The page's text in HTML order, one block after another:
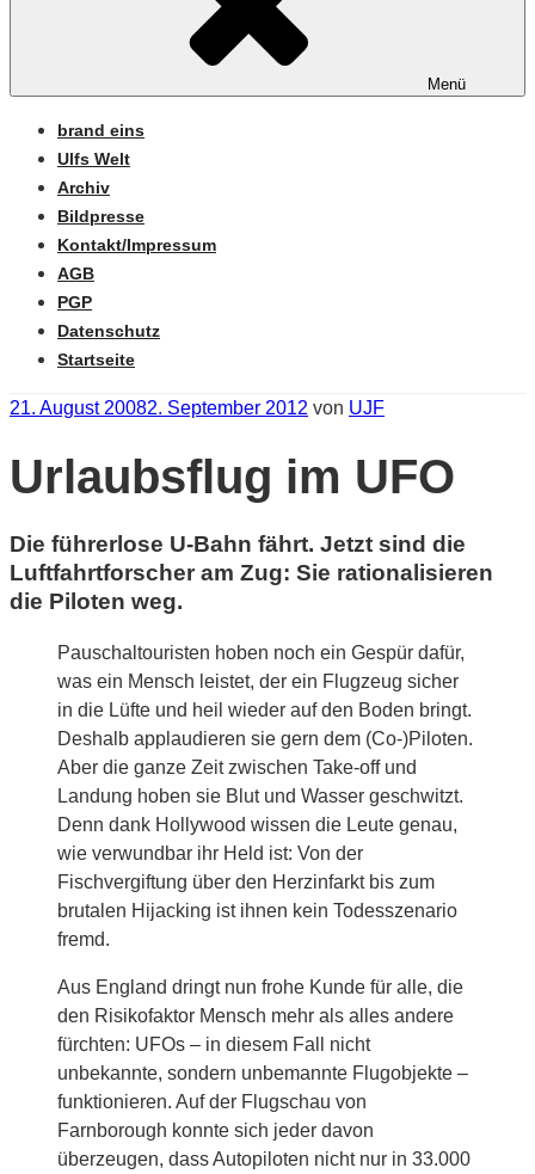
Menü
brand eins
Ulfs Welt
Archiv
Bildpresse
Kontakt/Impressum
AGB
PGP
Datenschutz
Startseite
Veröffentlicht
21. August 20082. September 2012 von UJF
Urlaubsflug im UFO
Die führerlose U-Bahn fährt. Jetzt sind die
Luftfahrtforscher am Zug: Sie rationalisieren
die Piloten weg.
Pauschaltouristen hoben noch ein Gespür dafür,
was ein Mensch leistet, der ein Flugzeug sicher
in die Lüfte und heil wieder auf den Boden bringt.
Deshalb applaudieren sie gern dem (Co-)Piloten.
Aber die ganze Zeit zwischen Take-off und
Landung hoben sie Blut und Wasser geschwitzt.
Denn dank Hollywood wissen die Leute genau,
wie verwundbar ihr Held ist: Von der
Fischvergiftung über den Herzinfarkt bis zum
brutalen Hijacking ist ihnen kein Todesszenario
fremd.
Aus England dringt nun frohe Kunde für alle, die
den Risikofaktor Mensch mehr als alles andere
fürchten: UFOs – in diesem Fall nicht
unbekannte, sondern unbemannte Flugobjekte –
funktionieren. Auf der Flugschau von
Farnborough konnte sich jeder davon
überzeugen, dass Autopiloten nicht nur in 33.000